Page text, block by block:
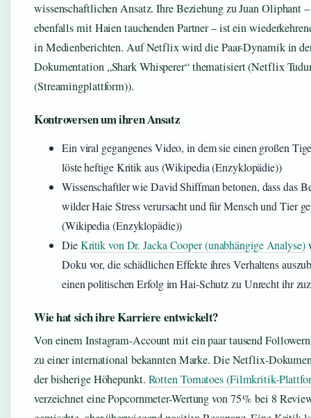
wissenschaftlichen Ansatz. Ihre Beziehung zu Juan Oliphant
ebenfalls mit Haien tauchenden Partner – ist ein
in Medienberichten. Auf Netflix wird die Paar-Dynamik in
Dokumentation „Shark Whisperer“ thematisiert (Netflix
(Streamingplattform)).
Kontroversen um ihren Ansatz
Ein viral gegangenes Video, in dem sie einen großen
löste heftige Kritik aus (Wikipedia (Enzyklopädie))
Wissenschaftler wie David Shiffman betonen, dass das
wilder Haie Stress verursacht und für Mensch und Tier
(Wikipedia (Enzyklopädie))
DieKritik von Dr. Jacka Cooper (unabhängige Analyse)
Doku vor, die schädlichen Effekte ihres Verhaltens
einen politischen Erfolg im Hai-Schutz zu Unrecht ihr
Wie hat sich ihre Karriere entwickelt?
Von einem Instagram-Account mit ein paar tausend
zu einer international bekannten Marke. Die Netflix-
der bisherige Höhepunkt. Rotten Tomatoes (Filmkritik-
verzeichnet eine Popcornmeter-Wertung von 75 % bei 8